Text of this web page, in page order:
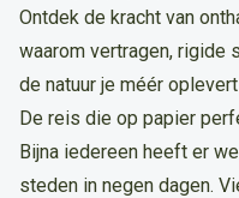
Ontdek de kracht van
waarom vertragen, rigide
de natuur je méér
De reis die op papier
Bijna iedereen heeft er
steden in negen dagen.